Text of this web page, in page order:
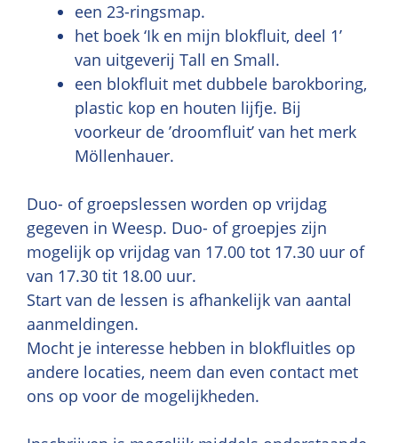
een 23-ringsmap.
het boek ‘Ik en mijn blokfluit, deel 1’
van uitgeverij Tall en Small.
een blokfluit met dubbele barokboring,
plastic kop en houten lijfje. Bij
voorkeur de ’droomfluit’ van het merk
Möllenhauer.
Duo- of groepslessen worden op vrijdag
gegeven in Weesp. Duo- of groepjes zijn
mogelijk op vrijdag van 17.00 tot 17.30 uur of
van 17.30 tit 18.00 uur.
Start van de lessen is afhankelijk van aantal
aanmeldingen.
Mocht je interesse hebben in blokfluitles op
andere locaties, neem dan even contact met
ons op voor de mogelijkheden.